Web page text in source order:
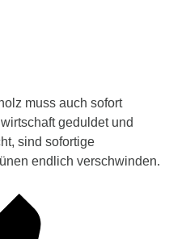
muss auch sofort
geduldet und
sind sofortige
endlich verschwinden.